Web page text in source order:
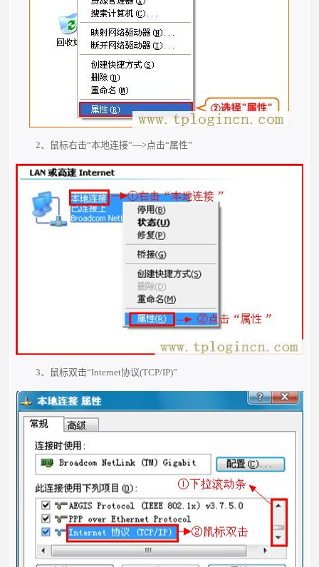
2、鼠标右击“本地连接”—>点击“属性”
3、鼠标双击“Internet协议(TCP/IP)”